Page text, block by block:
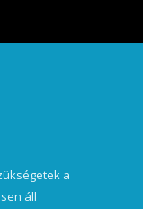
a
áll